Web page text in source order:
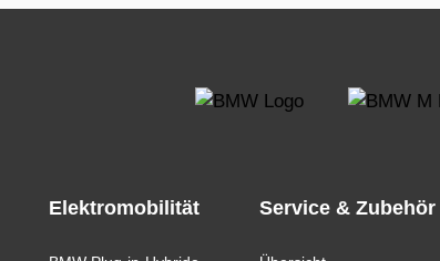
Elektromobilität Service & Zubehör